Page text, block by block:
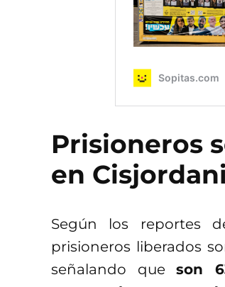
Prisioneros
en
Según los reportes
prisioneros liberados
señalando queson